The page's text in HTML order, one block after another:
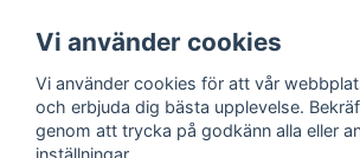
Instagram Facebook
Vi använder cookies
Vi använder cookies för att vår
och erbjuda dig bästa upplevelse.
genom att trycka på godkänn alla eller
inställningar